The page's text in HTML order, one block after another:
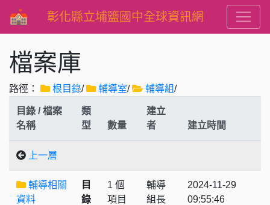
彰化縣立埔鹽國中全球資訊網
檔案庫
路徑： 根目錄/ 輔導室/ 輔導組/
目錄 / 檔案
名稱
類
型
數量
建立
者
建立時間
上一層
輔導相關
資料
目
錄
1 個
項目
輔導
組長
2024-11-29
09:55:46